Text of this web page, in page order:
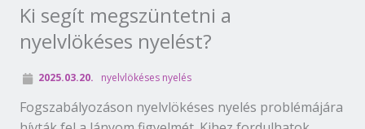
Ki segít megszüntetni a
nyelvlökéses nyelést?
2025.03.20. nyelvlökéses nyelés
Fogszabályozáson nyelvlökéses nyelés problémájára